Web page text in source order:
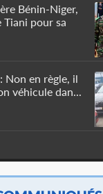
Bénin-Niger,
Tiani pour sa
Non en règle, il
véhicule dan...